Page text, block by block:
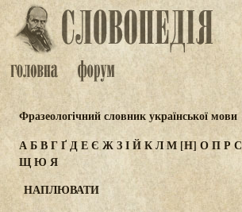
Фразеологічний словник української мови
АБВГҐДЕЄ ЖЗІЙКЛМ [Н] ОПР С
ЩЮ Я
НАПЛЮВАТИ